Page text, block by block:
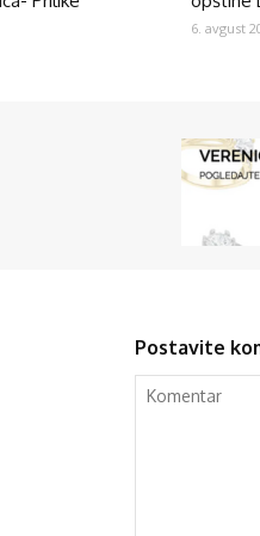
6. avgust
Postavite